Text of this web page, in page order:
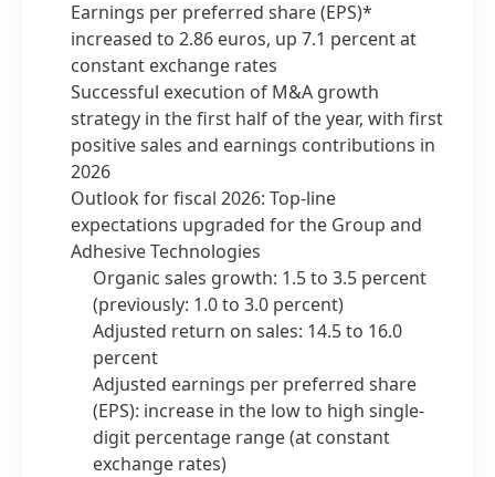
Earnings per preferred share(EPS)*
increased to 2.86 euros, up 7.1 percent at
constant exchange rates
Successful execution of M&A growth
strategy in the first half of the year, with first
positive sales and earnings contributions in
2026
Outlook for fiscal 2026: Top-line
expectations upgraded for the Group and
Adhesive Technologies
Organic sales growth: 1.5 to 3.5 percent
(previously: 1.0 to 3.0 percent)
Adjusted return on sales: 14.5 to 16.0
percent
Adjusted earnings per preferred share
(EPS): increase in the low to high single-
digit percentage range(at constant
exchange rates)